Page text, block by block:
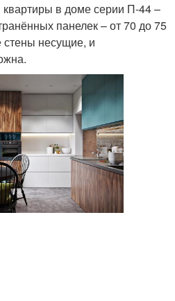
в доме серии П-44 –
панелек – от 70 до 75
стены несущие, и